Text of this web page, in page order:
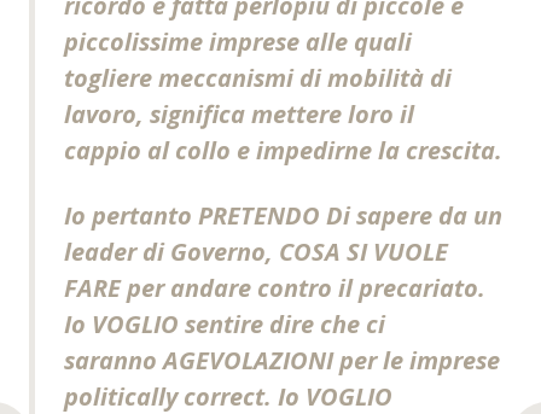
piccolissime imprese alle quali
togliere meccanismi di mobilità di
lavoro, significa mettere loro il
cappio al collo e impedirne la crescita.
Io pertanto PRETENDO Di sapere da un
leader di Governo, COSA SI VUOLE
FARE per andare contro il precariato.
Io VOGLIO sentire dire che ci
saranno AGEVOLAZIONI per le imprese
politically correct. Io VOGLIO